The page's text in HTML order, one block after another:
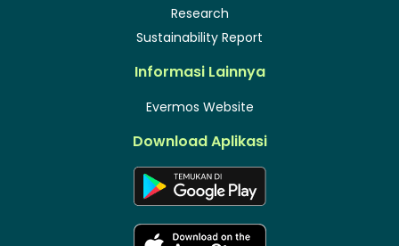
Research
Sustainability Report
Informasi Lainnya
Evermos Website
Download Aplikasi